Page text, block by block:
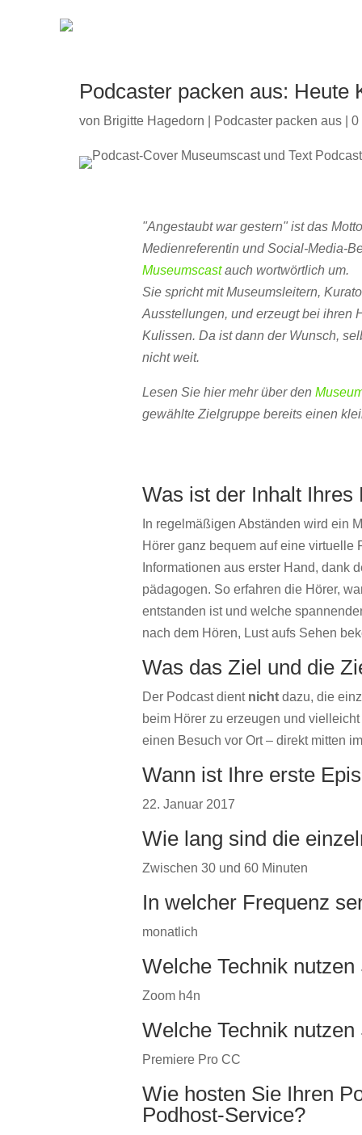
Podcaster packen aus: Heute
von Brigitte Hagedorn Podcaster packen aus 0
"Angestaubt war gestern" ist das
Medienreferentin und Social-Media-
Museumscastauch wortwörtlich um.
Sie spricht mit Museumsleitern,
Ausstellungen, und erzeugt bei ihren
Kulissen. Da ist dann der Wunsch,
nicht weit.
Lesen Sie hier mehr über den
gewählte Zielgruppe bereits einen
Was ist der Inhalt Ihres
In regelmäßigen Abständen wird ein
Hörer ganz bequem auf eine virtuelle
Informationen aus erster Hand, dank
pädagogen. So erfahren die Hörer,
entstanden ist und welche
nach dem Hören, Lust aufs Sehen
Was das Ziel und die
Der Podcast dientnicht dazu, die
beim Hörer zu erzeugen und
einen Besuch vor Ort – direkt mitten
Wann ist Ihre erste
22. Januar 2017
Wie lang sind die
Zwischen 30 und 60 Minuten
In welcher Frequenz
monatlich
Welche Technik
Zoom h4n
Welche Technik
Premiere Pro CC
Wie hosten Sie Ihren
Podhost-Service?